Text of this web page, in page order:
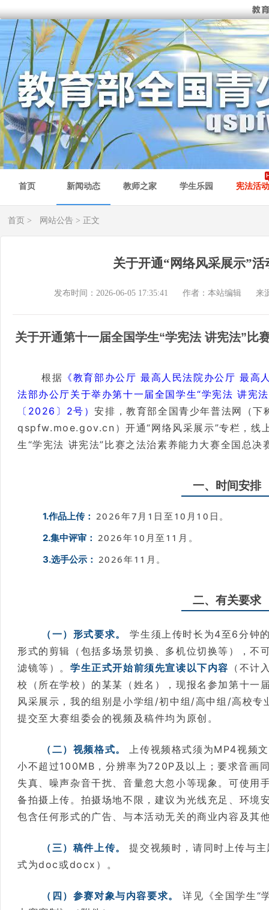
首页 新闻动态 教师之家 学生乐园 宪法活动
首页 > 网站公告 > 正文
关于开通“网络风采展示”
发布时间：2026-06-05 17:35:41 作者：本站编辑 来
关于开通第十一届全国学生“学宪法 讲宪法”比
根据 《教育部办公厅 最高人民法院办公厅 最
法部办公厅关于举办第十一届全国学生“学宪法 讲宪
〔2026〕2号）安排，教育部全国青少年普法网（下
qspfw.moe.gov.cn）开通“网络风采展示”专栏，线
生“学宪法 讲宪法”比赛之法治素养能力大赛全国总决
一、时间安排
1.作品上传： 2026年7月1日至10月10日。
2.集中评审： 2026年10月至11月。
3.选手公示： 2026年11月。
二、有关要求
（一）形式要求。
学生须上传时长为4至6分钟
形式的剪辑（包括多场景切换、多机位切换等），不
滤镜等）。 学生正式开始前须先宣读以下内容 （不计
校（所在学校）的某某（姓名），现报名参加第十一
风采展示，我的组别是小学组/初中组/高中组/高校专
提交至大赛组委会的视频及稿件均为原创。
（二）视频格式。
上传视频格式须为MP4视频
小不超过100MB，分辨率为720P及以上；要求音画
失真、噪声杂音干扰、音量忽大忽小等现象。可使用
备拍摄上传。拍摄场地不限，建议为光线充足、环境
包含任何形式的广告、与本活动无关的商业内容及其
（三）稿件上传。
提交视频时，请同时上传与
式为doc或docx）。
（四）参赛对象与内容要求。
详见《全国学生“